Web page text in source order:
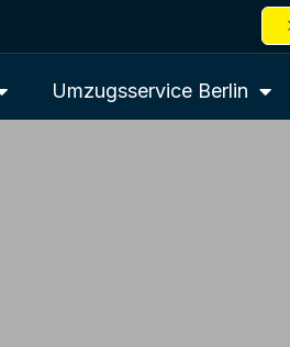
Umzugsservice Berlin